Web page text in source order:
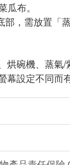
布。
，需放置「
碗機、蒸氣/
設定不同而